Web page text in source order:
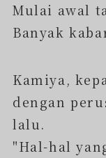
Mulai awal
Banyak
Kamiya,
dengan
lalu.
"Hal-hal